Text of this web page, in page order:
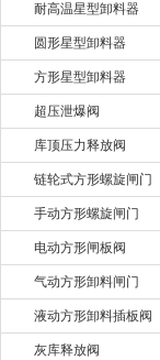
耐高温星型卸料器
圆形星型卸料器
方形星型卸料器
超压泄爆阀
库顶压力释放阀
链轮式方形螺旋闸门
手动方形螺旋闸门
电动方形闸板阀
气动方形卸料闸门
液动方形卸料插板阀
灰库释放阀